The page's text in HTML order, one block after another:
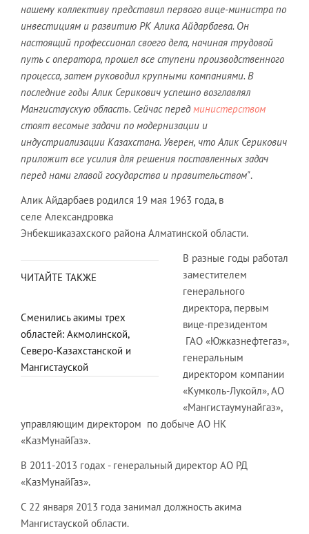
нашему коллективу представил первого вице-министра по
инвестициям и развитию РК Алика Айдарбаева. Он
настоящий профессионал своего дела, начиная трудовой
путь с оператора, прошел все ступени производственного
процесса, затем руководил крупными компаниями. В
последние годы Алик Серикович успешно возглавлял
Мангистаускую область. Сейчас перед министерством
стоят весомые задачи по модернизации и
индустриализации Казахстана. Уверен, что Алик Серикович
приложит все усилия для решения поставленных задач
перед нами главой государства и правительством".
Алик Айдарбаев родился 19 мая 1963 года, в
селе Александровка
Энбекшиказахского района Алматинской области.
ЧИТАЙТЕ ТАКЖЕ
Сменились акимы трех
областей: Акмолинской,
Северо-Казахстанской и
Мангистауской
В разные годы работал
заместителем
генерального
директора, первым
вице-президентом
ГАО «Южказнефтегаз»,
генеральным
директором компании
«Кумколь-Лукойл», АО
«Мангистаумунайгаз»,
управляющим директором по добыче АО НК
«КазМунайГаз».
В 2011-2013 годах - генеральный директор АО РД
«КазМунайГаз».
С 22 января 2013 года занимал должность акима
Мангистауской области.